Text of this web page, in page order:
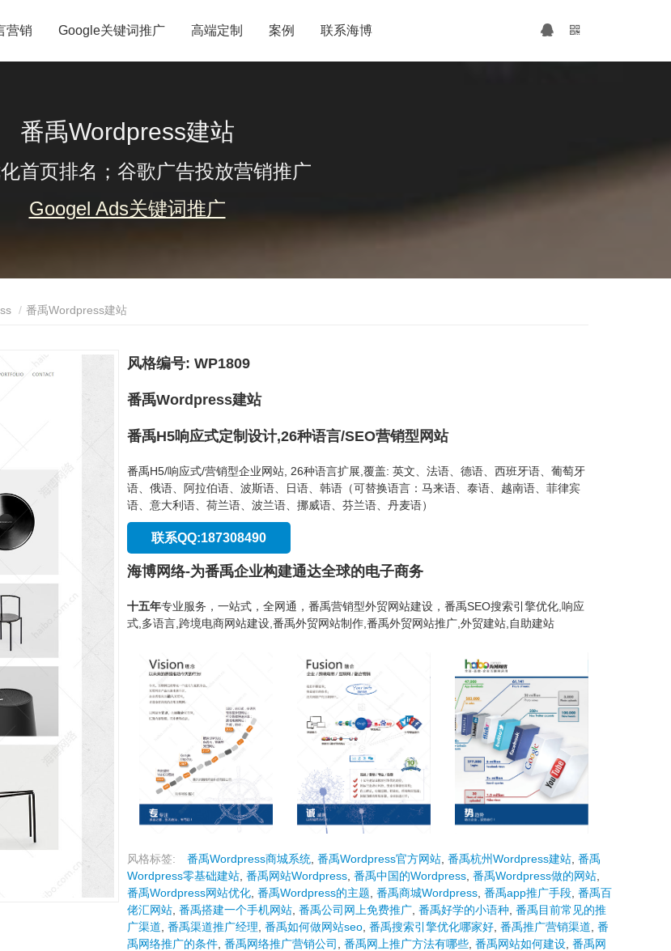
营销 Google关键词推广 高端定制 案例 联系海博
番禹Wordpress建站
首页排名；谷歌广告投放营销推广
Googel Ads关键词推广
番禹Wordpress建站
风格编号: WP1809
番禹Wordpress建站
番禹H5响应式定制设计,26种语言/SEO营销型网站
番禹H5/响应式/营销型企业网站, 26种语言扩展,覆盖: 英文、法语、德语、西班牙语、葡萄牙
语、俄语、阿拉伯语、波斯语、日语、韩语（可替换语言：马来语、泰语、越南语、菲律宾
语、意大利语、荷兰语、波兰语、挪威语、芬兰语、丹麦语）
联系QQ:187308490
海博网络-为番禹企业构建通达全球的电子商务
十五年专业服务，一站式，全网通，番禹营销型外贸网站建设，番禹SEO搜索引擎优化,响应
式,多语言,跨境电商网站建设,番禹外贸网站制作,番禹外贸网站推广,外贸建站,自助建站
风格标签: 番禹Wordpress商城系统 番禹Wordpress官方网站 番禹杭州Wordpress建站 番禹
Wordpress零基础建站 番禹网站Wordpress 番禹中国的Wordpress 番禹Wordpress做的网站
番禹Wordpress网站优化 番禹Wordpress的主题 番禹商城Wordpress 番禹app推广手段 番禹百
佬汇网站 番禹搭建一个手机网站 番禹公司网上免费推广 番禹好学的小语种 番禹目前常见的推
广渠道 番禹渠道推广经理 番禹如何做网站seo 番禹搜索引擎优化哪家好 番禹推广营销渠道 番
禹网络推广的条件 番禹网络推广营销公司 番禹网上推广方法有哪些 番禹网站如何建设 番禹网